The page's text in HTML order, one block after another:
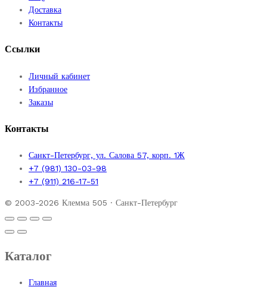
Доставка
Контакты
Ссылки
Личный кабинет
Избранное
Заказы
Контакты
Санкт-Петербург, ул. Салова 57, корп. 1Ж
+7 (981) 130-03-98
+7 (911) 216-17-51
© 2003-2026 Клемма 505 · Санкт-Петербург
Каталог
Главная